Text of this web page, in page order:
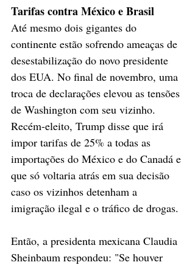
Tarifas contra México e Brasil
Até mesmo dois gigantes do
continente estão sofrendo ameaças de
desestabilização do novo presidente
dos EUA. No final de novembro, uma
troca de declarações elevou as tensões
de Washington com seu vizinho.
Recém-eleito, Trump disse que irá
impor tarifas de 25% a todas as
importações do México e do Canadá e
que só voltaria atrás em sua decisão
caso os vizinhos detenham a
imigração ilegal e o tráfico de drogas.
Então, a presidenta mexicana Claudia
Sheinbaum respondeu: "Se houver